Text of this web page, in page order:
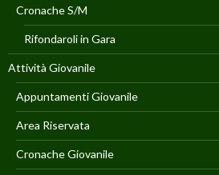
Cronache S/M
Rifondaroli in Gara
Attività Giovanile
Appuntamenti Giovanile
Area Riservata
Cronache Giovanile